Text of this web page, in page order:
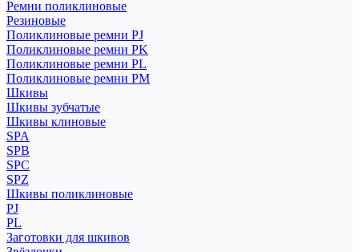
Ремни поликлиновые
Резиновые
Поликлиновые ремни PJ
Поликлиновые ремни PK
Поликлиновые ремни PL
Поликлиновые ремни PM
Шкивы
Шкивы зубчатые
Шкивы клиновые
SPA
SPB
SPC
SPZ
Шкивы поликлиновые
PJ
PL
Заготовки для шкивов